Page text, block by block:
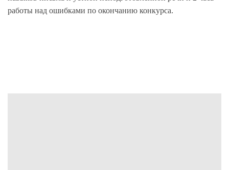
работы над ошибками по окончанию конкурса.